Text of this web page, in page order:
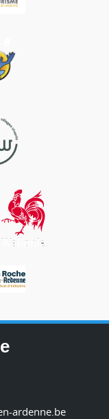
ardenne.be